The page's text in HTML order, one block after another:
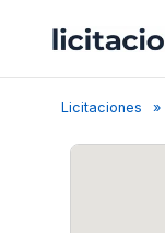
Licitaciones